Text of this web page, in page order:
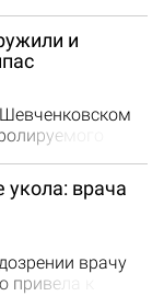
вернулась.
числе
управления
и
осмотра
в
укола: врача
врачу
привела к